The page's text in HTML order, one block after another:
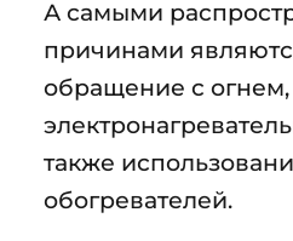
А самыми
причинами
обращение с
также
обогревателей.